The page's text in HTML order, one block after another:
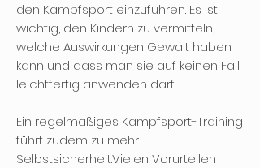
den Kampfsport einzuführen. Es ist
wichtig, den Kindern zu vermitteln,
welche Auswirkungen Gewalt haben
kann und dass man sie auf keinen Fall
leichtfertig anwenden darf.
Ein regelmäßiges Kampfsport-Training
führt zudem zu mehr
Selbstsicherheit.Vielen Vorurteilen